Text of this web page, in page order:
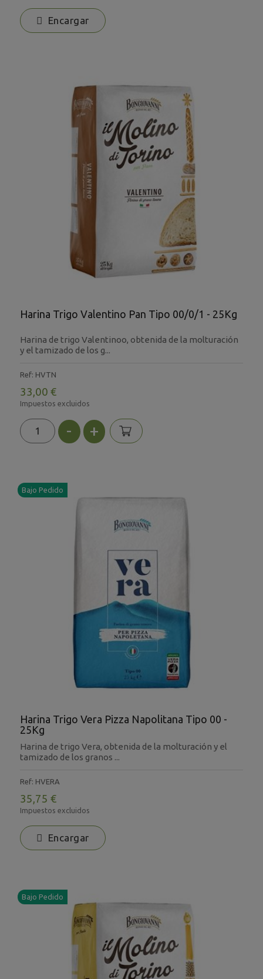
Encargar
Harina Trigo Valentino Pan Tipo 00/0/1 - 25Kg
Harina de trigo Valentinoo, obtenida de la molturación
y el tamizado de los g...
Ref: HVTN
33,00 €
Impuestos excluidos
- +
Harina Trigo Vera Pizza Napolitana Tipo 00 -
25Kg
Harina de trigo Vera, obtenida de la molturación y el
tamizado de los granos ...
Ref: HVERA
35,75 €
Impuestos excluidos
Encargar
Bajo Pedido
Bajo Pedido